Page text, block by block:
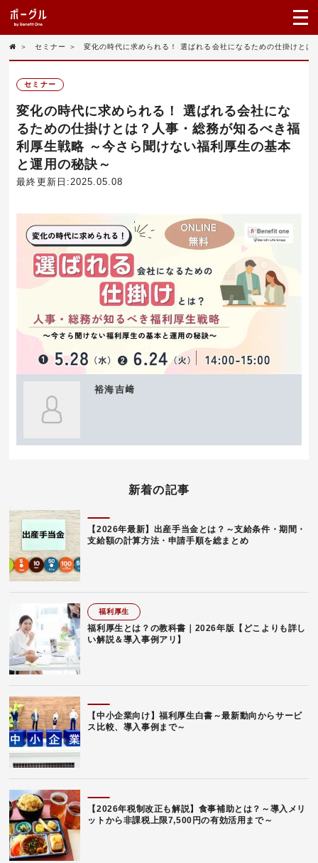
＞ セミナー ＞ 変化の時代に求められる！ 選ばれる会社になるための仕掛けと
セミナー
変化の時代に求められる！ 選ばれる会社にな
るための仕掛けとは？人事・総務が知るべき福
利厚生戦略 ～今さら聞けない福利厚生の基本
と運用の秘訣～
最終更新日:2025.05.08
裕海吉﨑
新着の記事
【2026年最新】出産手当金とは？～支給条件・期間・
支給額の計算方法・申請手順を総まとめ
福利厚生
福利厚生とは？の教科書｜2026年版【どこよりも詳し
い解説＆導入事例アリ】
【中小企業向け】福利厚生白書～最新動向からサービ
ス比較、導入事例まで～
【2026年税制改正も解説】食事補助とは？～導入メリ
ットから非課税上限7,500円の有効活用まで～